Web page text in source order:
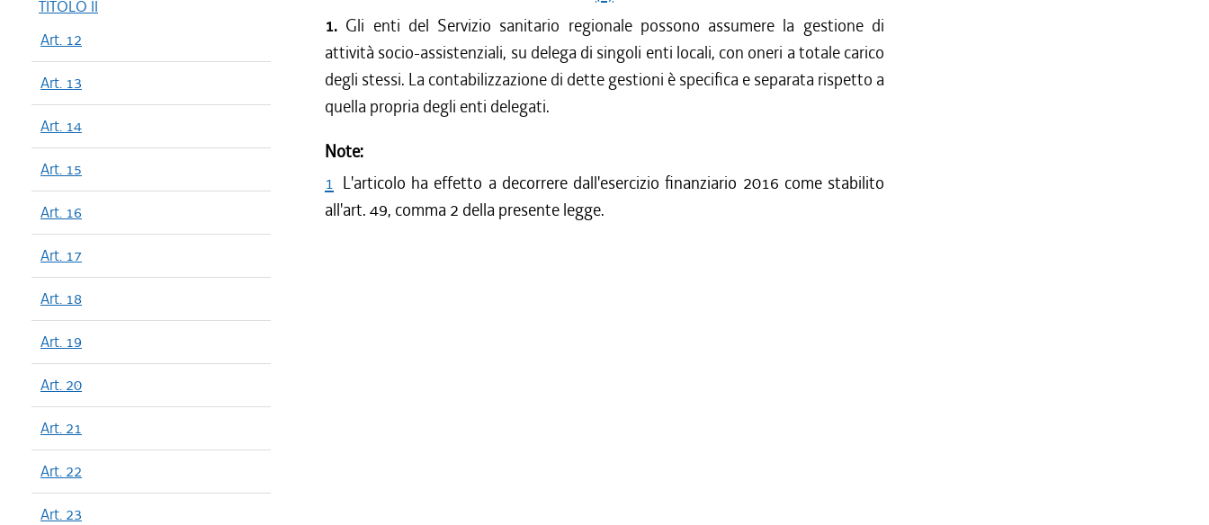
TITOLO II
Art. 12
Art. 13
Art. 14
Art. 15
Art. 16
Art. 17
Art. 18
Art. 19
Art. 20
Art. 21
Art. 22
Art. 23
1. Gli enti del Servizio sanitario regionale possono assumere la gestione di
attività socio-assistenziali, su delega di singoli enti locali, con oneri a totale carico
degli stessi. La contabilizzazione di dette gestioni è specifica e separata rispetto a
quella propria degli enti delegati.
Note:
1 L'articolo ha effetto a decorrere dall'esercizio finanziario 2016 come stabilito
all'art. 49, comma 2 della presente legge.